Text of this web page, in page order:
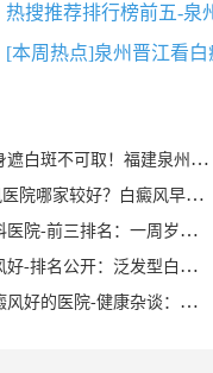
热搜推荐排行榜前五-泉
[本周热点]泉州晋江看白
【拒绝盲目遮盖】纹身遮白斑不可取！福建泉州中科白癜风医院倡导科学诊疗，从根源唤醒黑色素
[医讯讯息]泉州白癜风医院哪家较好？白癜风早期症状能治愈？
泉州鲤城好白癜风专科医院-前三排名：一周岁宝宝有白癜风症状？
泉州医院哪家治白癜风好-排名公开：泛发型白癜风怎么治疗才正确？
泉州南安哪儿医治白癜风好的医院-健康杂谈：治疗儿童脚部白癜风要注重什么？